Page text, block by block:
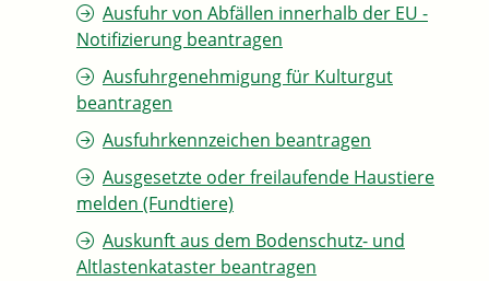
Ausfuhr von Abfällen innerhalb der EU -
Notifizierung beantragen
Ausfuhrgenehmigung für Kulturgut
beantragen
Ausfuhrkennzeichen beantragen
Ausgesetzte oder freilaufende Haustiere
melden (Fundtiere)
Auskunft aus dem Bodenschutz- und
Altlastenkataster beantragen